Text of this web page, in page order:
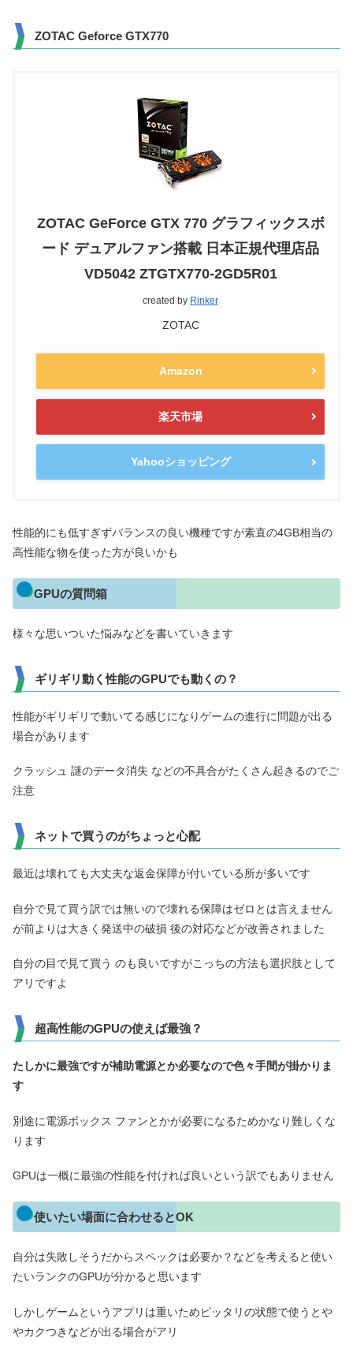
ZOTAC Geforce GTX770
ZOTAC GeForce GTX 770 グラフィックスボ
ード デュアルファン搭載 日本正規代理店品
VD5042 ZTGTX770-2GD5R01
created by Rinker
ZOTAC
Amazon
楽天市場
Yahooショッピング
性能的にも低すぎずバランスの良い機種ですが素直の4GB相当の
高性能な物を使った方が良いかも
GPUの質問箱
様々な思いついた悩みなどを書いていきます
ギリギリ動く性能のGPUでも動くの？
性能がギリギリで動いてる感じになりゲームの進行に問題が出る
場合があります
クラッシュ 謎のデータ消失 などの不具合がたくさん起きるのでご
注意
ネットで買うのがちょっと心配
最近は壊れても大丈夫な返金保障が付いている所が多いです
自分で見て買う訳では無いので壊れる保障はゼロとは言えません
が前よりは大きく発送中の破損 後の対応などが改善されました
自分の目で見て買う のも良いですがこっちの方法も選択肢として
アリですよ
超高性能のGPUの使えば最強？
たしかに最強ですが補助電源とか必要なので色々手間が掛かりま
す
別途に電源ボックス ファンとかが必要になるためかなり難しくな
ります
GPUは一概に最強の性能を付ければ良いという訳でもありません
使いたい場面に合わせるとOK
自分は失敗しそうだからスペックは必要か？などを考えると使い
たいランクのGPUが分かると思います
しかしゲームというアプリは重いためピッタリの状態で使うとや
やカクつきなどが出る場合がアリ